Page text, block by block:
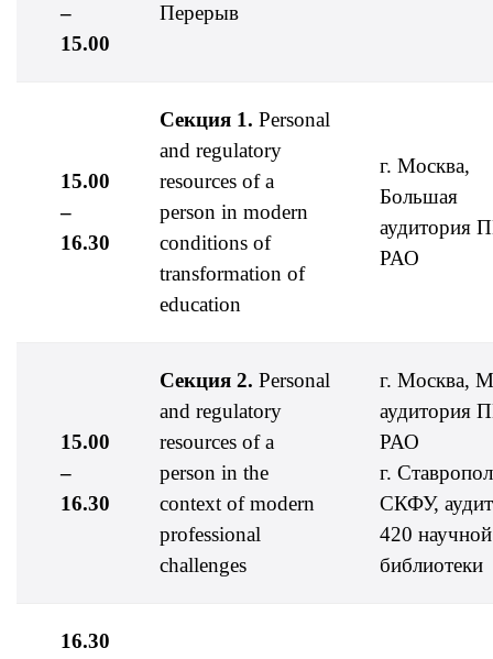
–
15.00
Перерыв
15.00
–
16.30
Секция 1. Personal
and regulatory
resources of a
person in modern
conditions of
transformation of
education
г. Москва,
Большая
аудитория
РАО
15.00
–
16.30
Секция 2. Personal
and regulatory
resources of a
person in the
context of modern
professional
challenges
г. Москва,
аудитория
РАО
г.
СКФУ,
420 научной
библиотеки
16.30